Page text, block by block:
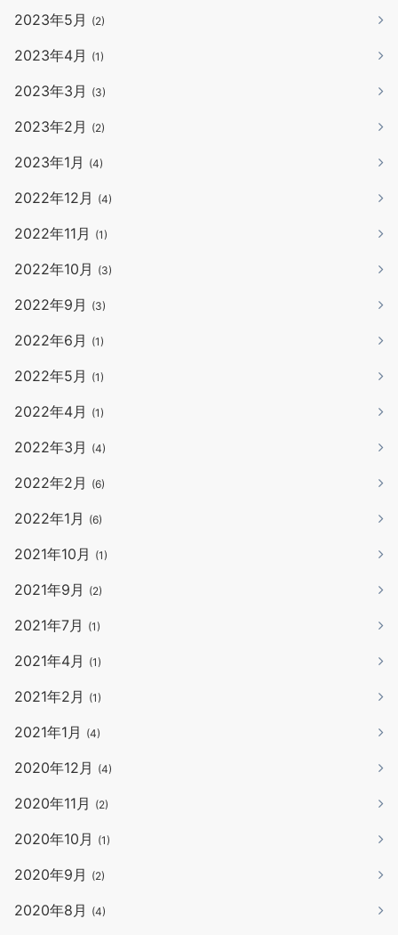
2023年5月 (2)
2023年4月 (1)
2023年3月 (3)
2023年2月 (2)
2023年1月 (4)
2022年12月 (4)
2022年11月 (1)
2022年10月 (3)
2022年9月 (3)
2022年6月 (1)
2022年5月 (1)
2022年4月 (1)
2022年3月 (4)
2022年2月 (6)
2022年1月 (6)
2021年10月 (1)
2021年9月 (2)
2021年7月 (1)
2021年4月 (1)
2021年2月 (1)
2021年1月 (4)
2020年12月 (4)
2020年11月 (2)
2020年10月 (1)
2020年9月 (2)
2020年8月 (4)